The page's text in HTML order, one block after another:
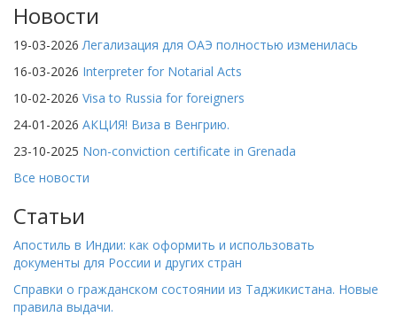
Новости
19-03-2026 Легализация для ОАЭ полностью изменилась
16-03-2026 Interpreter for Notarial Acts
10-02-2026 Visa to Russia for foreigners
24-01-2026 АКЦИЯ! Виза в Венгрию.
23-10-2025 Non-conviction certificate in Grenada
Все новости
Статьи
Апостиль в Индии: как оформить и использовать
документы для России и других стран
Справки о гражданском состоянии из Таджикистана. Новые
правила выдачи.